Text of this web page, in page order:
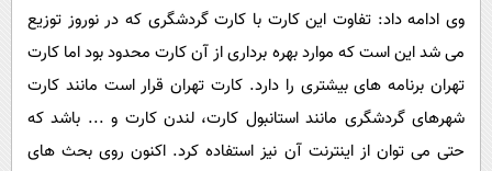
فرهنگی
بین الملل
اجتماعی
وی ادامه داد: تفاوت این کارت با کارت گردشگری که در نوروز توزیع
می شد این است که موارد بهره برداری از آن کارت محدود بود اما کارت
تهران برنامه های بیشتری را دارد. کارت تهران قرار است مانند کارت
شهرهای گردشگری مانند استانبول کارت، لندن کارت و ... باشد که
حتی می توان از اینترنت آن نیز استفاده کرد. اکنون روی بحث های